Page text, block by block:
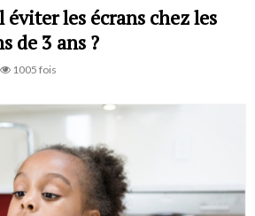
les écrans chez les
de 3 ans ?
1005 fois